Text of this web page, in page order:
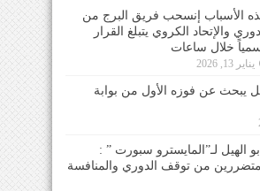
الأسباب إنسحب فريق البرج من
والإتحاد الكروي يتبلغ القرار
خلال ساعات
يناير 13, 2026
يبحث عن فوزه الأول من بوابة
الهيل لـ”المايسترو سبورت ” :
المتضررين من توقف الدوري والمنافسة